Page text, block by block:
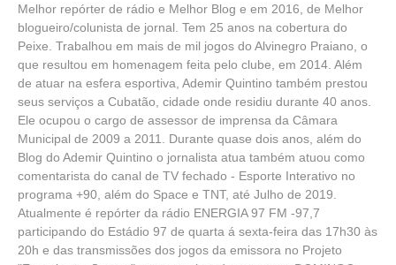
Melhor repórter de rádio e Melhor Blog e em 2016, de Melhor
blogueiro/colunista de jornal. Tem 25 anos na cobertura do
Peixe. Trabalhou em mais de mil jogos do Alvinegro Praiano, o
que resultou em homenagem feita pelo clube, em 2014. Além
de atuar na esfera esportiva, Ademir Quintino também prestou
seus serviços a Cubatão, cidade onde residiu durante 40 anos.
Ele ocupou o cargo de assessor de imprensa da Câmara
Municipal de 2009 a 2011. Durante quase dois anos, além do
Blog do Ademir Quintino o jornalista atua também atuou como
comentarista do canal de TV fechado - Esporte Interativo no
programa +90, além do Space e TNT, até Julho de 2019.
Atualmente é repórter da rádio ENERGIA 97 FM -97,7
participando do Estádio 97 de quarta á sexta-feira das 17h30 às
20h e das transmissões dos jogos da emissora no Projeto